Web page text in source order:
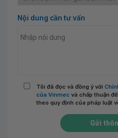
Nội dung cần tư vấn
Tôi đã đọc và đồng ý với
của Vinmec và chấp thuận
theo quy định của pháp luật
Gửi